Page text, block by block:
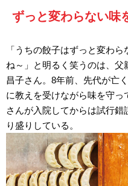
ずっと変わらない味
「うちの餃子はずっと変わ
ね～」と明るく笑うのは、
昌子さん。8年前、先代が亡
に教えを受けながら味を守
さんが入院してからは試行
り盛りしている。